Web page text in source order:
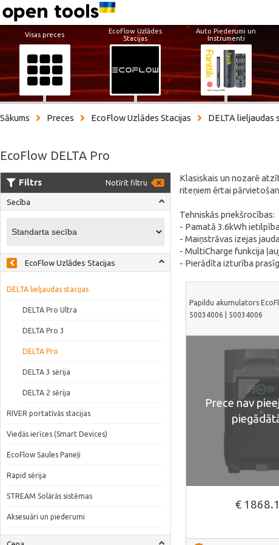
Visas preces
EcoFlow Uzlādes
Stacijas
Auto Piederumi un
Instrumenti
Sākums Preces EcoFlow Uzlādes Stacijas DELTA lieljaudas
EcoFlow DELTA Pro
Filtrs Notīrīt filtru
Secība
EcoFlow Uzlādes Stacijas
DELTA lieljaudas stacijas
DELTA Pro Ultra
DELTA Pro 3
DELTA Pro
DELTA 3 sērija
DELTA 2 sērija
RIVER portatīvās stacijas
Viedās ierīces (Smart Devices)
EcoFlow Saules Paneļi
Rapid sērija
STREAM Solārās sistēmas
Aksesuāri un piederumi
Klasiskais un nozarē
riteņiem ērtai
Tehniskās priekšrocības:
- Pamatā 3.6kWh
- Maiņstrāvas izejas
- MultiCharge funkcija
- Pierādīta izturība
Papildu akumulators
50034006 | 50034006
Prece nav
€